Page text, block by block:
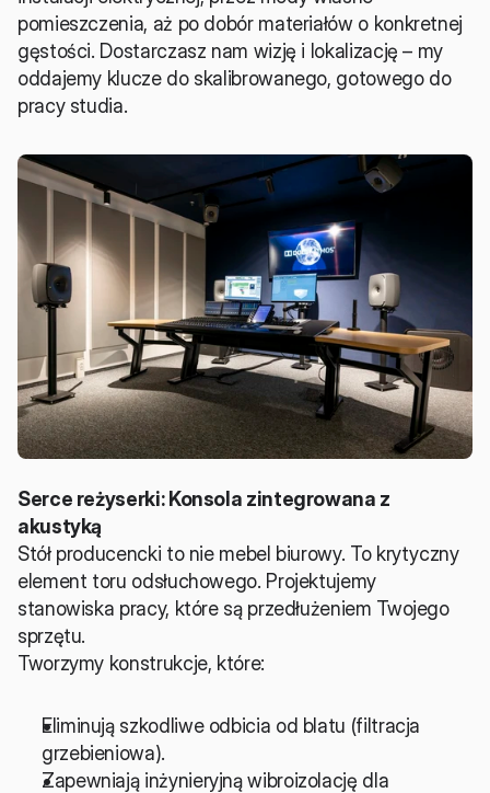
pomieszczenia, aż po dobór materiałów o konkretnej
gęstości. Dostarczasz nam wizję i lokalizację – my
oddajemy klucze do skalibrowanego, gotowego do
pracy studia.
Serce reżyserki: Konsola zintegrowana z
akustyką
Stół producencki to nie mebel biurowy. To krytyczny
element toru odsłuchowego. Projektujemy
stanowiska pracy, które są przedłużeniem Twojego
sprzętu.
Tworzymy konstrukcje, które:
Eliminują szkodliwe odbicia od blatu (filtracja
grzebieniowa).
Zapewniają inżynieryjną wibroizolację dla